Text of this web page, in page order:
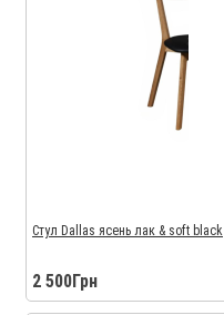
Стул Dallas ясень лак & soft black
2 500Грн